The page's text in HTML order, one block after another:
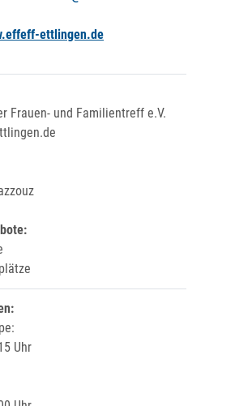
ettlingen.de
Frauen- und Familientreff e.V.
Uhr